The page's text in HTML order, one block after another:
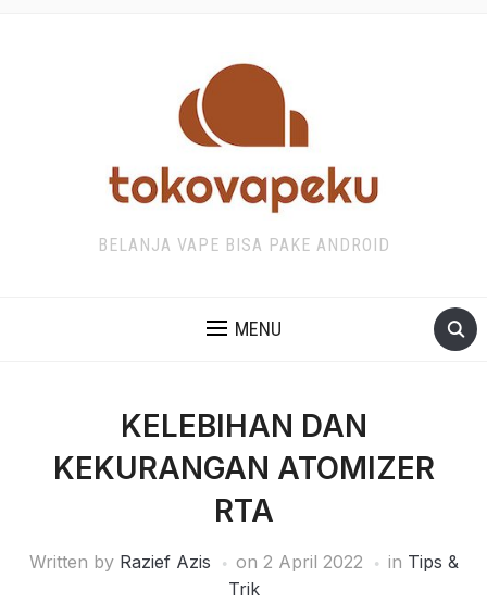
BELANJA VAPE BISA PAKE ANDROID
MENU
KELEBIHAN DAN
KEKURANGAN ATOMIZER
RTA
Written by Razief Azis on 2 April 2022 in Tips &
Trik